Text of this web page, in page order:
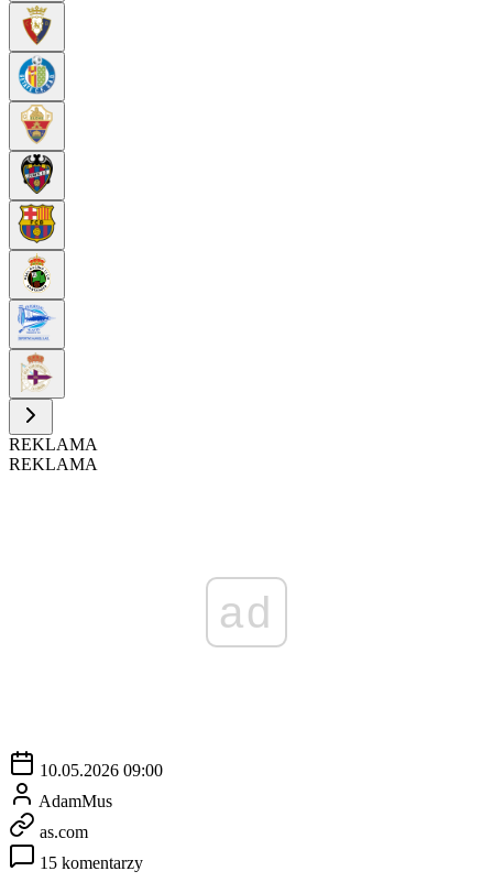
REKLAMA
REKLAMA
ad
10.05.2026 09:00
AdamMus
as.com
15 komentarzy